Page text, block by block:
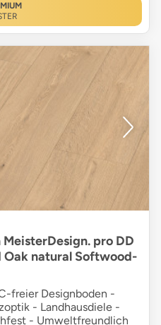
MeisterDesign. pro DD
natural Softwood-
freier Designboden -
- Landhausdiele -
- Umweltfreundlich